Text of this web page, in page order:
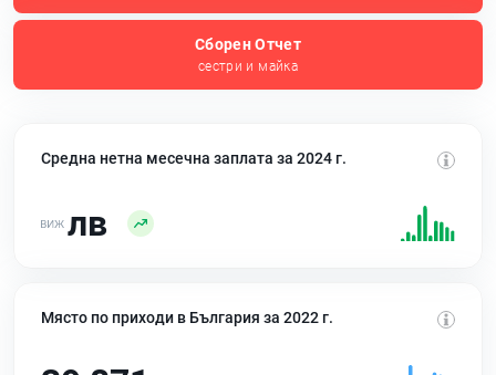
Сборен Отчет
сестри и майка
Средна нетна месечна заплата за 2024 г.
лв
Място по приходи в България за 2022 г.